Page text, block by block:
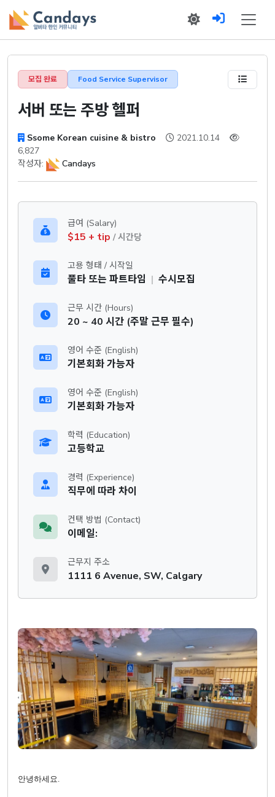
모집 완료 Food Service Supervisor
서버 또는 주방 헬퍼
Ssome Korean cuisine & bistro
2021.10.14
6,827
작성자:
Candays
급여 (Salary)
$15 + tip / 시간당
고용 형태 / 시작일
풀타 또는 파트타임 | 수시모집
근무 시간 (Hours)
20 ~ 40 시간 (주말 근무 필수)
영어 수준 (English)
기본회화 가능자
영어 수준 (English)
기본회화 가능자
학력 (Education)
고등학교
경력 (Experience)
직무에 따라 차이
컨택 방법 (Contact)
이메일:
근무지 주소
1111 6 Avenue, SW, Calgary
안녕하세요.